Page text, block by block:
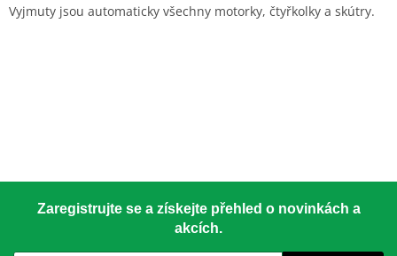
Vyjmuty jsou automaticky všechny motorky, čtyřkolky a skútry.
Zaregistrujte se a získejte přehled o novinkách a
akcích.